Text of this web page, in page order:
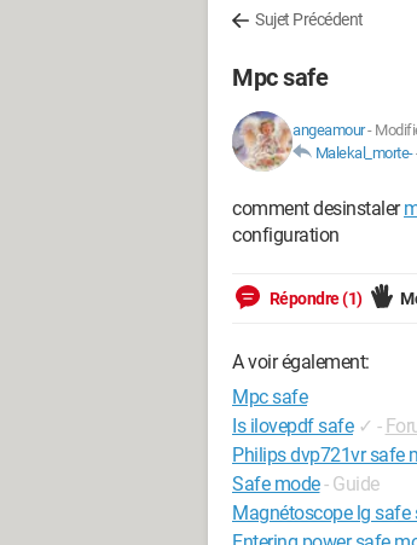
Sujet Précédent
Mpc safe
angeamour-
Malekal_morte-
comment desinstaler
configuration
Répondre (1)
A voir également:
Mpc safe
Is ilovepdf safe ✓ -
Philips dvp721vr safe
Safe mode- Guide
Magnétoscope lg